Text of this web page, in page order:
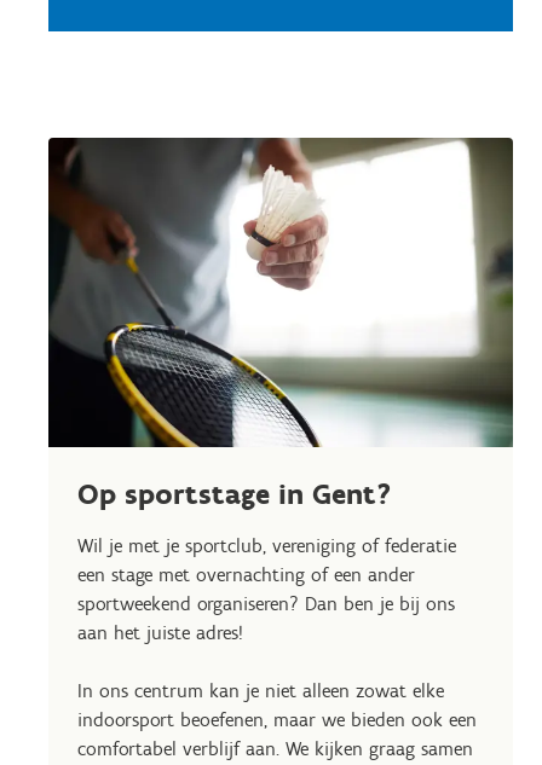
Op sportstage in Gent?
Wil je met je sportclub, vereniging of federatie
een stage met overnachting of een ander
sportweekend organiseren? Dan ben je bij ons
aan het juiste adres!
In ons centrum kan je niet alleen zowat elke
indoorsport beoefenen, maar we bieden ook een
comfortabel verblijf aan. We kijken graag samen